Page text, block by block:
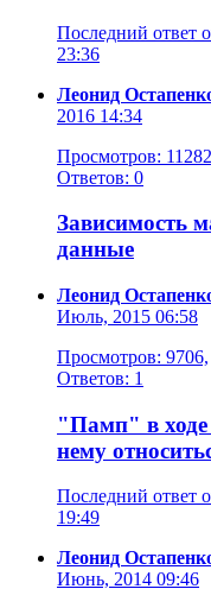
Последний ответ
23:36
Леонид
2016 14:34
Просмотров:
Ответов: 0
Зависимость
данные
Леонид
Июль, 2015 06:58
Просмотров: 9706,
Ответов: 1
"Памп" в ходе
нему
Последний ответ
19:49
Леонид
Июнь, 2014 09:46